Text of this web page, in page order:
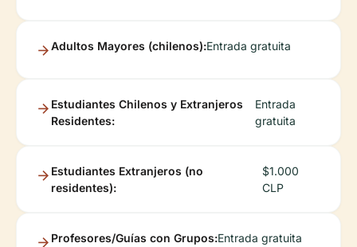
Adultos Mayores (chilenos):Entrada gratuita
Estudiantes Chilenos y Extranjeros
Residentes:
Entrada
gratuita
Estudiantes Extranjeros (no
residentes):
$1.000
CLP
Profesores/Guías con Grupos:Entrada gratuita